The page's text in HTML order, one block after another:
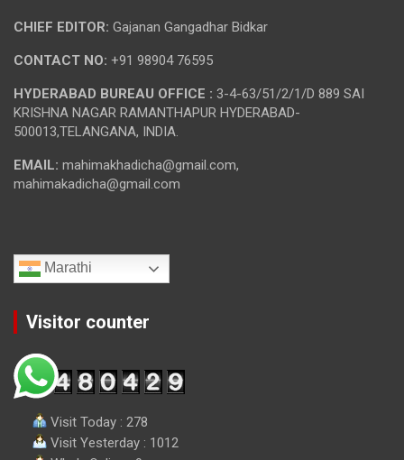
CHIEF EDITOR: Gajanan Gangadhar Bidkar
CONTACT NO: +91 98904 76595
HYDERABAD BUREAU OFFICE : 3-4-63/51/2/1/D 889 SAI
KRISHNA NAGAR RAMANTHAPUR HYDERABAD-
500013,TELANGANA, INDIA.
EMAIL: mahimakhadicha@gmail.com,
mahimakadicha@gmail.com
Marathi
Visitor counter
Visit Today : 278
Visit Yesterday : 1012